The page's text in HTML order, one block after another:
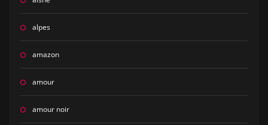
alpes
amazon
amour
amour noir